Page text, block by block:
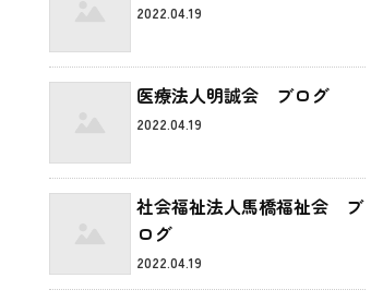
2022.04.19
医療法人明誠会 ブログ
2022.04.19
社会福祉法人馬橋福祉会 ブ
ログ
2022.04.19